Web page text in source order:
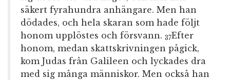
säkert fyrahundra anhängare. Men han
dödades, och hela skaran som hade följt
honom upplöstes och försvann. 37Efter
honom, medan skattskrivningen pågick,
kom Judas från Galileen och lyckades dra
med sig många människor. Men också han